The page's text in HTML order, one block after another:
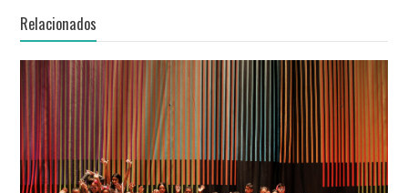
Relacionados